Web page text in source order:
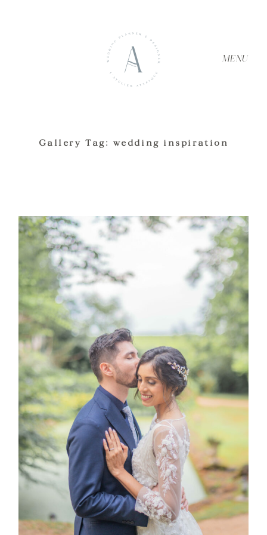
MENU
Gallery Tag: wedding inspiration
SERVICES
PORTFOLIO
BLOG
CONTACT